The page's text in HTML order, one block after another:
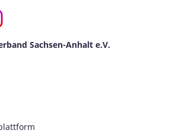
Sachsen-Anhalt e.V.